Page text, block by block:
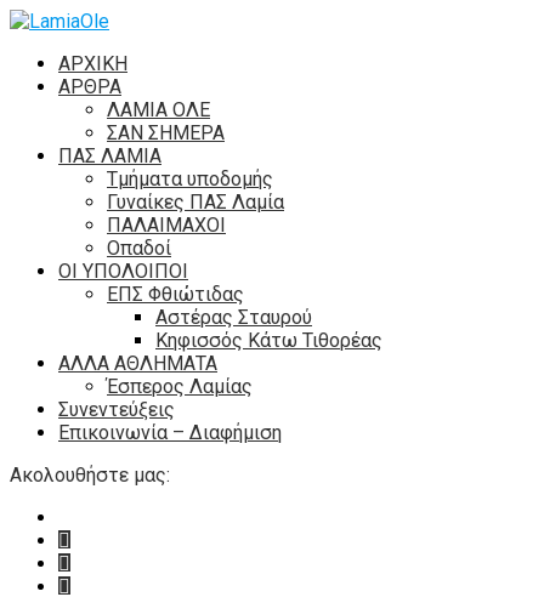
ΑΡΧΙΚΗ
ΑΡΘΡΑ
ΛΑΜΙΑ ΟΛΕ
ΣΑΝ ΣΗΜΕΡΑ
ΠΑΣ ΛΑΜΙΑ
Τμήματα υποδομής
Γυναίκες ΠΑΣ Λαμία
ΠΑΛΑΙΜΑΧΟΙ
Οπαδοί
ΟΙ ΥΠΟΛΟΙΠΟΙ
ΕΠΣ Φθιώτιδας
Αστέρας Σταυρού
Κηφισσός Κάτω Τιθορέας
ΑΛΛΑ ΑΘΛΗΜΑΤΑ
Έσπερος Λαμίας
Συνεντεύξεις
Επικοινωνία – Διαφήμιση
Ακολουθήστε μας: